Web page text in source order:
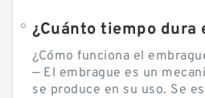
¿Cuánto tiempo dura
¿Cómo funciona el
— El embrague es un
se produce en su uso. Se